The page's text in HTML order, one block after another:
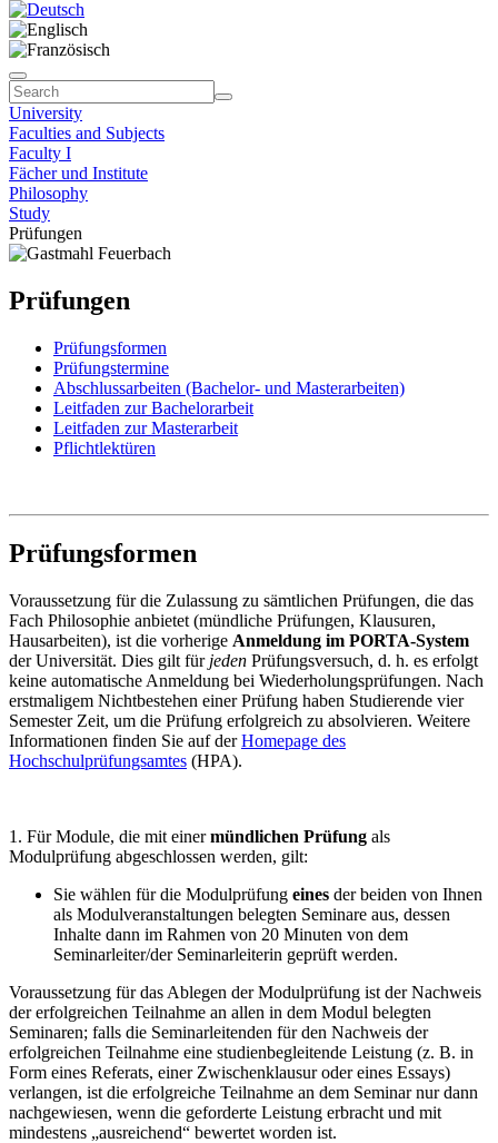
University
Faculties and Subjects
Faculty I
Fächer und Institute
Philosophy
Study
Prüfungen
Prüfungen
Prüfungsformen
Prüfungstermine
Abschlussarbeiten (Bachelor- und Masterarbeiten)
Leitfaden zur Bachelorarbeit
Leitfaden zur Masterarbeit
Pflichtlektüren
Prüfungsformen
Voraussetzung für die Zulassung zu sämtlichen Prüfungen, die das
Fach Philosophie anbietet (mündliche Prüfungen, Klausuren,
Hausarbeiten), ist die vorherige Anmeldung im PORTA-System
der Universität. Dies gilt für jeden Prüfungsversuch, d. h. es erfolgt
keine automatische Anmeldung bei Wiederholungsprüfungen. Nach
erstmaligem Nichtbestehen einer Prüfung haben Studierende vier
Semester Zeit, um die Prüfung erfolgreich zu absolvieren. Weitere
Informationen finden Sie auf derHomepage des
Hochschulprüfungsamtes (HPA).
1. Für Module, die mit einermündlichen Prüfung als
Modulprüfung abgeschlossen werden, gilt:
Sie wählen für die Modulprüfung eines der beiden von Ihnen
als Modulveranstaltungen belegten Seminare aus, dessen
Inhalte dann im Rahmen von 20 Minuten von dem
Seminarleiter/der Seminarleiterin geprüft werden.
Voraussetzung für das Ablegen der Modulprüfung ist der Nachweis
der erfolgreichen Teilnahme an allen in dem Modul belegten
Seminaren; falls die Seminarleitenden für den Nachweis der
erfolgreichen Teilnahme eine studienbegleitende Leistung (z. B. in
Form eines Referats, einer Zwischenklausur oder eines Essays)
verlangen, ist die erfolgreiche Teilnahme an dem Seminar nur dann
nachgewiesen, wenn die geforderte Leistung erbracht und mit
mindestens „ausreichend“ bewertet worden ist.